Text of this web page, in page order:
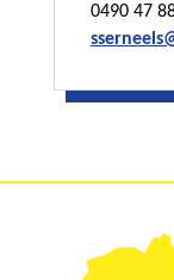
0490 47